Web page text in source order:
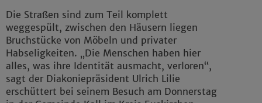
Die Straßen sind zum Teil komplett
weggespült, zwischen den Häusern liegen
Bruchstücke von Möbeln und privater
Habseligkeiten. „Die Menschen haben hier
alles, was ihre Identität ausmacht, verloren“,
sagt der Diakoniepräsident Ulrich Lilie
erschüttert bei seinem Besuch am Donnerstag